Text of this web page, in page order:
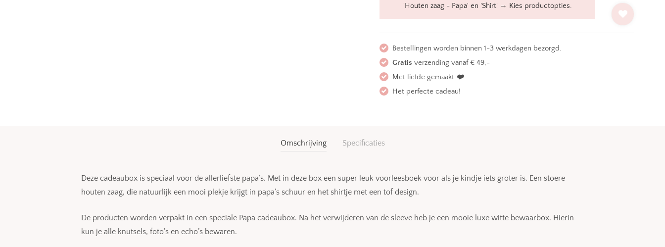
'Houten zaag - Papa' en 'Shirt' → Kies productopties.
Bestellingen worden binnen 1-3 werkdagen bezorgd.
Gratis verzending vanaf € 49,-
Met liefde gemaakt ❤️
Het perfecte cadeau!
Omschrijving Specificaties
Deze cadeaubox is speciaal voor de allerliefste papa’s. Met in deze box een super leuk voorleesboek voor als je kindje iets groter is. Een stoere
houten zaag, die natuurlijk een mooi plekje krijgt in papa’s schuur en het shirtje met een tof design.
De producten worden verpakt in een speciale Papa cadeaubox. Na het verwijderen van de sleeve heb je een mooie luxe witte bewaarbox. Hierin
kun je alle knutsels, foto’s en echo’s bewaren.